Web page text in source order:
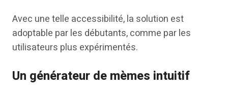
Avec une telle accessibilité, la solution est
adoptable par les débutants, comme par les
utilisateurs plus expérimentés.
Un générateur de mèmes intuitif